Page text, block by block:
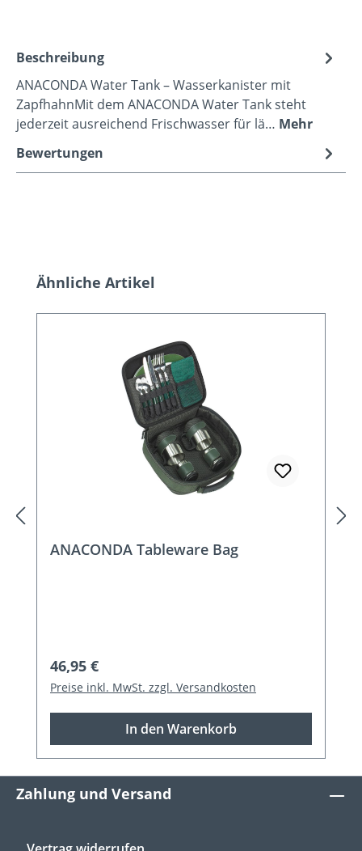
Beschreibung
ANACONDA Water Tank – Wasserkanister mit
ZapfhahnMit dem ANACONDA Water Tank steht
jederzeit ausreichend Frischwasser für lä… Mehr
Bewertungen
Produktgalerie überspringen
Ähnliche Artikel
ANACONDA Tableware Bag
Regulärer Preis:
46,95 €
Preise inkl. MwSt. zzgl. Versandkosten
In den Warenkorb
Zahlung und Versand